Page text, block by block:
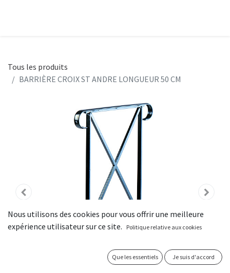
Tous les produits
BARRIÈRE CROIX ST ANDRE LONGUEUR 50 CM
Nous utilisons des cookies pour vous offrir une meilleure
expérience utilisateur sur ce site.
Politique relative aux cookies
Que les essentiels Je suis d'accord